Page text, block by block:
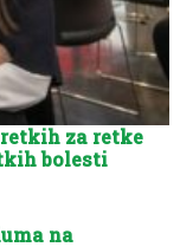
za retke
bolesti
na